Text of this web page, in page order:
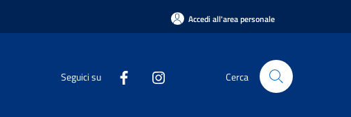
Accedi all'area personale
Seguici su Cerca